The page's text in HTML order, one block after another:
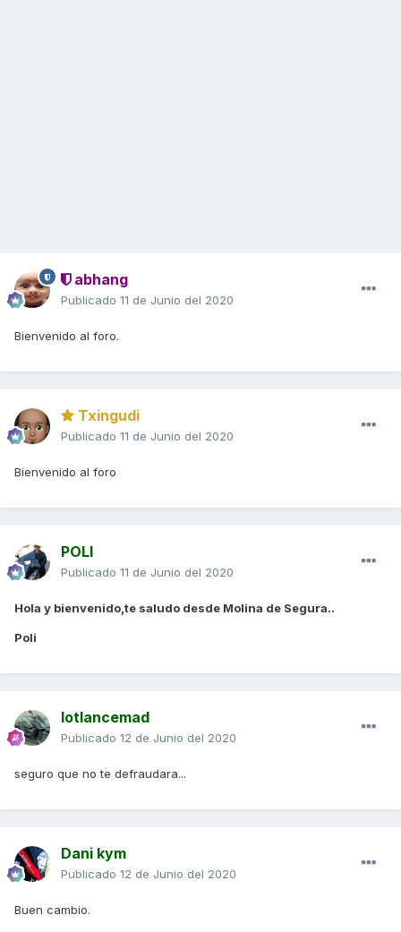
abhang
Publicado 11 de Junio del 2020
Bienvenido al foro.
Txingudi
Publicado 11 de Junio del 2020
Bienvenido al foro
POLI
Publicado 11 de Junio del 2020
Hola y bienvenido,te saludo desde Molina de Segura..
Poli
lotlancemad
Publicado 12 de Junio del 2020
seguro que no te defraudara...
Dani kym
Publicado 12 de Junio del 2020
Buen cambio.